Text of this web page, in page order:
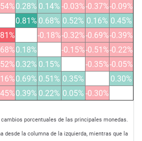
0.28% 0.14%-0.03%-0.37%-0.09%
0.81% 0.68% 0.52% 0.16% 0.45%
-0.18%-0.32%-0.69%-0.39%
0.18% -0.15%-0.51%-0.22%
0.32% 0.15% -0.35%-0.05%
0.69% 0.51% 0.35%
0.30%
0.39% 0.22% 0.05%-0.30%
porcentuales de las principales monedas.
desde la columna de la izquierda, mientras que la